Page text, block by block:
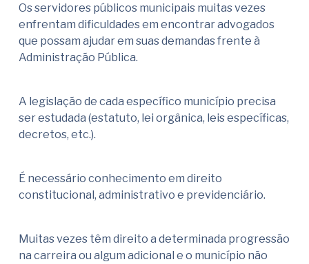
Os servidores públicos municipais muitas vezes
enfrentam dificuldades em encontrar advogados
que possam ajudar em suas demandas frente à
Administração Pública.
A legislação de cada específico município precisa
ser estudada (estatuto, lei orgânica, leis específicas,
decretos, etc.).
É necessário conhecimento em direito
constitucional, administrativo e previdenciário.
Muitas vezes têm direito a determinada progressão
na carreira ou algum adicional e o município não